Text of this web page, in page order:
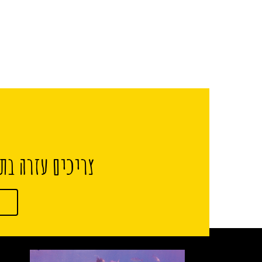
צריכים עזרה